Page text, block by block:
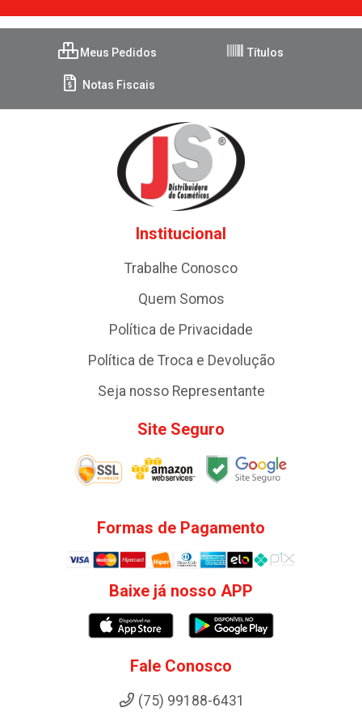
Meus Pedidos Títulos
Notas Fiscais
Institucional
Trabalhe Conosco
Quem Somos
Política de Privacidade
Política de Troca e Devolução
Seja nosso Representante
Site Seguro
Formas de Pagamento
Baixe já nosso APP
Fale Conosco
(75) 99188-6431